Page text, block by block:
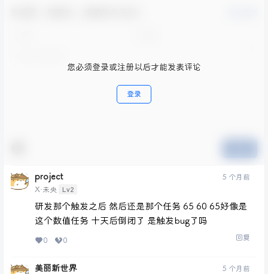
您必须登录或注册以后才能发表评论
登录
project
X·未央 Lv2
5 个月前
研发那个触发之后 然后还是那个任务 65 60 65好像是
这个数值任务 十天后倒闭了 是触发bug了吗
0 0 回复
美丽新世界 5 个月前